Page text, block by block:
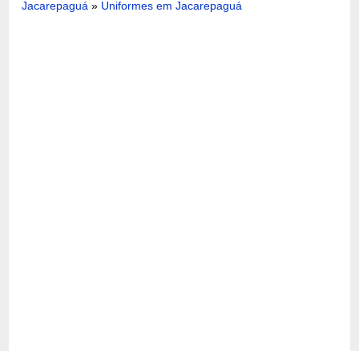
Jacarepaguá » Uniformes em Jacarepaguá